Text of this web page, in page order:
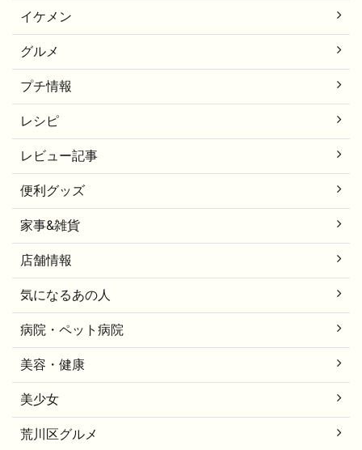
イケメン
グルメ
プチ情報
レシピ
レビュー記事
便利グッズ
家事&雑貨
店舗情報
気になるあの人
病院・ペット病院
美容・健康
美少女
荒川区グルメ